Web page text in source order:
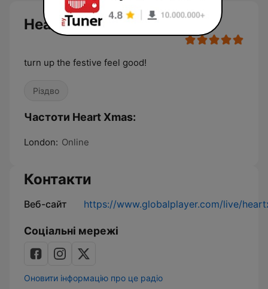
Heart Xmas
turn up the festive feel good!
Різдво
Частоти Heart Xmas:
London: Online
Контакти
Веб-сайт https://www.globalplayer.com/live/
Соціальні мережі
Оновити інформацію про це радіо